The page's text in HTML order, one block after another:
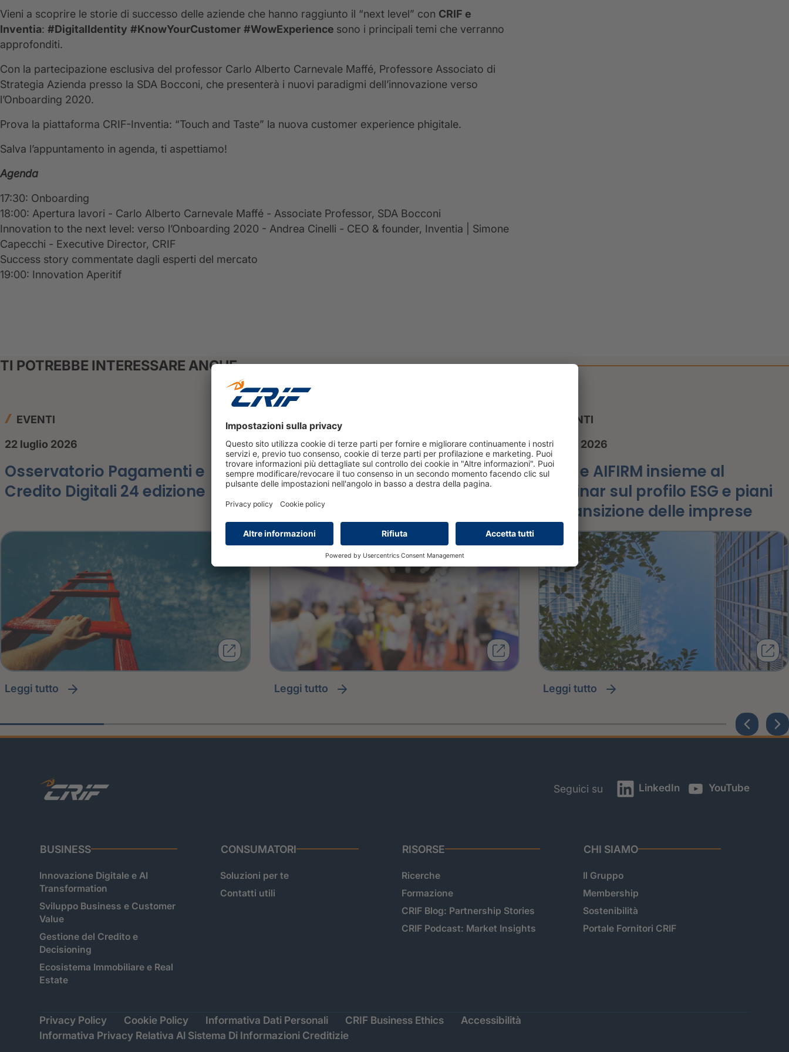
Vieni a scoprire le storie di successo delle aziende che hanno raggiunto il “next level” con CRIF e
Inventia: #DigitalIdentity #KnowYourCustomer #WowExperience sono i principali temi che verranno
approfonditi.
Con la partecipazione esclusiva del professor Carlo Alberto Carnevale Maffé, Professore Associato di
Strategia Azienda presso la SDA Bocconi, che presenterà i nuovi paradigmi dell’innovazione verso
l’Onboarding 2020.
Prova la piattaforma CRIF-Inventia: “Touch and Taste” la nuova customer experience phigitale.
Salva l’appuntamento in agenda, ti aspettiamo!
Agenda
17:30: Onboarding
18:00: Apertura lavori - Carlo Alberto Carnevale Maffé - Associate Professor, SDA Bocconi
Innovation to the next level: verso l’Onboarding 2020 - Andrea Cinelli - CEO & founder, Inventia | Simone
Capecchi - Executive Director, CRIF
Success story commentate dagli esperti del mercato
19:00: Innovation Aperitif
TI POTREBBE INTERESSARE ANCHE
EVENTI
22 luglio 2026
Osservatorio Pagamenti e
Credito Digitali 24 edizione
leggi tutto
EVENTI
2 luglio 2026
Insurtech Day 2026
leggi tutto
EVENTI
1 luglio 2026
CRIF e AIFIRM insieme al
webinar sul profilo ESG e piani
di transizione delle imprese
leggi tutto
Seguici su LinkedIn YouTube
BUSINESS
Innovazione Digitale e AI
Transformation
Sviluppo Business e Customer
Value
Gestione del Credito e
Decisioning
Ecosistema Immobiliare e Real
Estate
CONSUMATORI
Soluzioni per te
Contatti utili
RISORSE
Ricerche
Formazione
CRIF Blog: Partnership Stories
CRIF Podcast: Market Insights
CHI SIAMO
Il Gruppo
Membership
Sostenibilità
Portale Fornitori CRIF
Privacy Policy Cookie Policy Informativa Dati Personali CRIF Business Ethics
Accessibilità
Informativa Privacy Relativa Al Sistema Di Informazioni Creditizie